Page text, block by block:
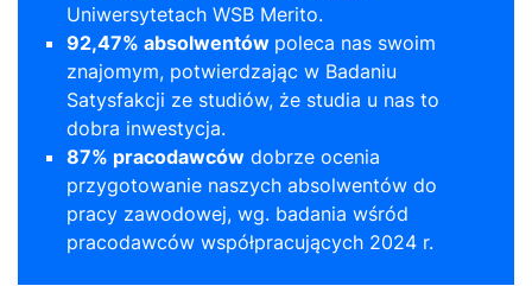
Uniwersytetach WSB Merito.
92,47% absolwentów poleca nas swoim
znajomym, potwierdzając w Badaniu
Satysfakcji ze studiów, że studia u nas to
dobra inwestycja.
87% pracodawców dobrze ocenia
przygotowanie naszych absolwentów do
pracy zawodowej, wg. badania wśród
pracodawców współpracujących 2024 r.